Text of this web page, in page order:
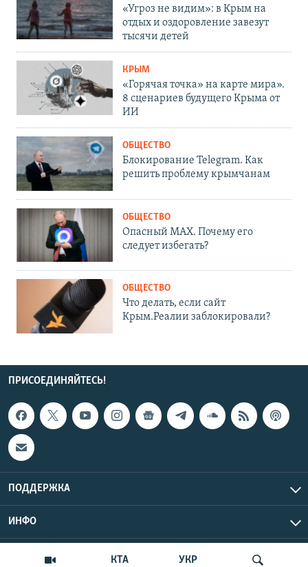
КТА УКР
«Угроз не видим»: в Крым на
отдых и оздоровление завезут
тысячи детей
КРЫМ
«Горячая точка» на карте мира».
8 сценариев будущего Крыма от
ИИ
ОБЩЕСТВО
Блокирование Telegram. Как
решить проблему крымчанам
ОБЩЕСТВО
Опасный MAX. Почему его
следует избегать?
ОБЩЕСТВО
Что делать, если сайт
Крым.Реалии заблокировали?
ПРИСОЕДИНЯЙТЕСЬ!
ПОДДЕРЖКА
ИНФО
Copyright Крым.Реалии, 2026 | Все права защищены.
UTC+3